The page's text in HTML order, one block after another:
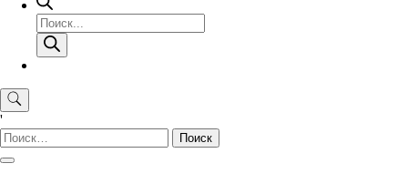
Поиск
товаров
'
Найти: